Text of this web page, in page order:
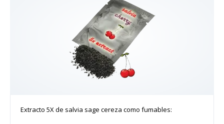
Extracto 5X de salvia sage cereza como fumables: